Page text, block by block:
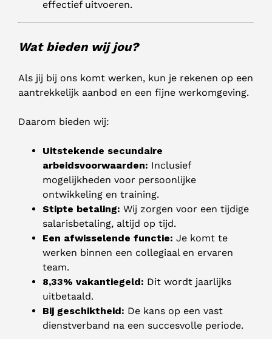
effectief uitvoeren.
Wat bieden wij jou?
Als jij bij ons komt werken, kun je rekenen op een
aantrekkelijk aanbod en een fijne werkomgeving.
Daarom bieden wij:
Uitstekende secundaire
arbeidsvoorwaarden: Inclusief
mogelijkheden voor persoonlijke
ontwikkeling en training.
Stipte betaling: Wij zorgen voor een tijdige
salarisbetaling, altijd op tijd.
Een afwisselende functie: Je komt te
werken binnen een collegiaal en ervaren
team.
8,33% vakantiegeld: Dit wordt jaarlijks
uitbetaald.
Bij geschiktheid: De kans op een vast
dienstverband na een succesvolle periode.